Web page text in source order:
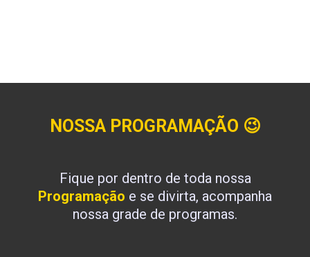
NOSSA PROGRAMAÇÃO 😉
Fique por dentro de toda nossa
Programação e se divirta, acompanha
nossa grade de programas.